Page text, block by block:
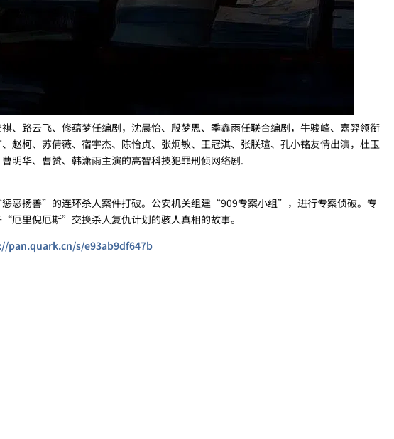
、路云飞、修蕴梦任编剧，沈晨怡、殷梦思、季鑫雨任联合编剧，牛骏峰、嘉羿领衔
赵柯、苏倩薇、宿宇杰、陈怡贞、张炯敏、王冠淇、张朕瑄、孔小铭友情出演，杜玉
明华、曹赞、韩潇雨主演的高智科技犯罪刑侦网络剧.
恶扬善”的连环杀人案件打破。公安机关组建“909专案小组”，进行专案侦破。专
厄里倪厄斯”交换杀人复仇计划的骇人真相的故事。
pan.quark.cn/s/e93ab9df647b